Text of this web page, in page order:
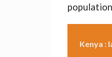
Kenya :